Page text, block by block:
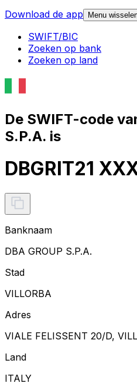
Download de app
Menu
SWIFT/BIC
Zoeken op bank
Zoeken op land
De SWIFT-code
S.P.A. is
DBGRIT21
Banknaam
DBA GROUP S.P.A.
Stad
VILLORBA
Adres
VIALE FELISSENT 20/D,
Land
ITALY